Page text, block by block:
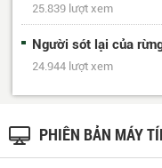
25.839 lượt xem
Người sót lại của
24.944 lượt xem
PHIÊN BẢN MÁY